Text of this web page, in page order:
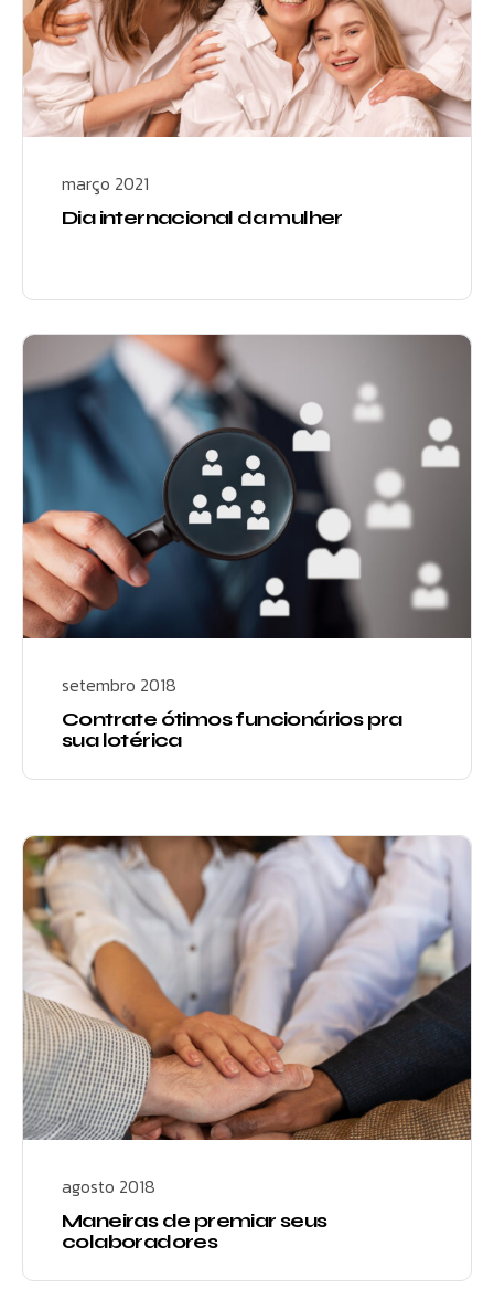
março 2021
Dia internacional da mulher
setembro 2018
Contrate ótimos funcionários pra
sua lotérica
agosto 2018
Maneiras de premiar seus
colaboradores